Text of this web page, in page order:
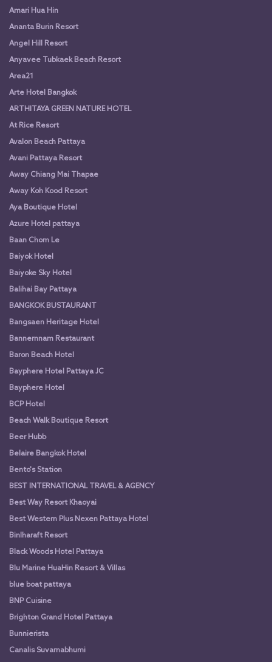
Amari Hua Hin
Ananta Burin Resort
Angel Hill Resort
Anyavee Tubkaek Beach Resort
Area21
Arte Hotel Bangkok
ARTHITAYA GREEN NATURE HOTEL
At Rice Resort
Avalon Beach Pattaya
Avani Pattaya Resort
Away Chiang Mai Thapae
Away Koh Kood Resort
Aya Boutique Hotel
Azure Hotel pattaya
Baan Chom Le
Baiyok Hotel
Baiyoke Sky Hotel
Balihai Bay Pattaya
BANGKOK BUSTAURANT
Bangsaen Heritage Hotel
Bannernnam Restaurant
Baron Beach Hotel
Bayphere Hotel Pattaya JC
Bayphere Hotel
BCP Hotel
Beach Walk Boutique Resort
Beer Hubb
Belaire Bangkok Hotel
Bento's Station
BEST INTERNATIONAL TRAVEL & AGENCY
Best Way Resort Khaoyai
Best Western Plus Nexen Pattaya Hotel
Binlharaft Resort
Black Woods Hotel Pattaya
Blu Marine HuaHin Resort & Villas
blue boat pattaya
BNP Cuisine
Brighton Grand Hotel Pattaya
Bunnierista
Canalis Suvarnabhumi